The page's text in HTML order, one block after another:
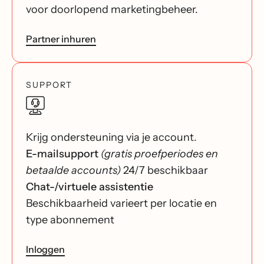
voor doorlopend marketingbeheer.
Partner inhuren
SUPPORT
Krijg ondersteuning via je account.
E-mailsupport (gratis proefperiodes en
betaalde accounts)24/7 beschikbaar
Chat-/virtuele assistentie
Beschikbaarheid varieert per locatie en
type abonnement
Inloggen